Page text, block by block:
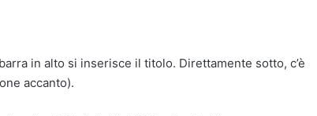
in alto si inserisce il titolo. Direttamente sotto, c’è
accanto).